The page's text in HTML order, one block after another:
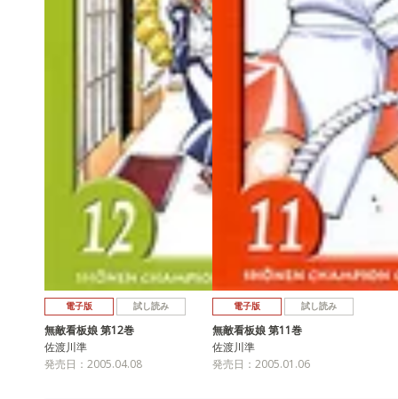
電子版 試し読み
無敵看板娘 第12巻
佐渡川準
発売日：2005.04.08
電子版 試し読み
無敵看板娘 第11巻
佐渡川準
発売日：2005.01.06